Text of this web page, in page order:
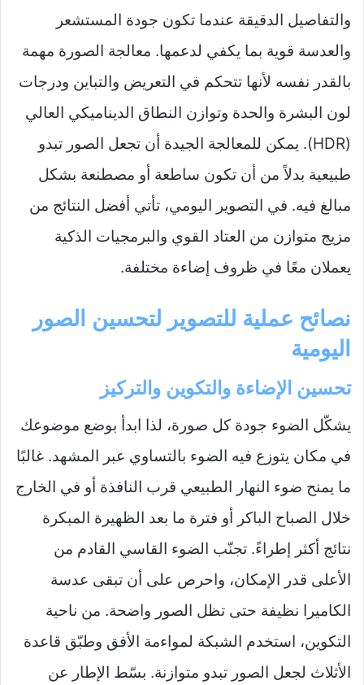
والتفاصيل الدقيقة عندما تكون جودة المستشعر
والعدسة قوية بما يكفي لدعمها. معالجة الصورة مهمة
بالقدر نفسه لأنها تتحكم في التعريض والتباين ودرجات
لون البشرة والحدة وتوازن النطاق الديناميكي العالي
(HDR). يمكن للمعالجة الجيدة أن تجعل الصور تبدو
طبيعية بدلاً من أن تكون ساطعة أو مصطنعة بشكل
مبالغ فيه. في التصوير اليومي، تأتي أفضل النتائج من
مزيج متوازن من العتاد القوي والبرمجيات الذكية
يعملان معًا في ظروف إضاءة مختلفة.
نصائح عملية للتصوير لتحسين الصور
اليومية
تحسين الإضاءة والتكوين والتركيز
يشكّل الضوء جودة كل صورة، لذا ابدأ بوضع موضوعك
في مكان يتوزع فيه الضوء بالتساوي عبر المشهد. غالبًا
ما يمنح ضوء النهار الطبيعي قرب النافذة أو في الخارج
خلال الصباح الباكر أو فترة ما بعد الظهيرة المبكرة
نتائج أكثر إطراءً. تجنّب الضوء القاسي القادم من
الأعلى قدر الإمكان، واحرص على أن تبقى عدسة
الكاميرا نظيفة حتى تظل الصور واضحة. من ناحية
التكوين، استخدم الشبكة لمواءمة الأفق وطبّق قاعدة
الأثلاث لجعل الصور تبدو متوازنة. بسّط الإطار عن